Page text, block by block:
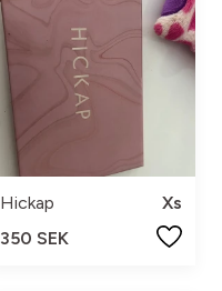
Hickap
Xs
350 SEK